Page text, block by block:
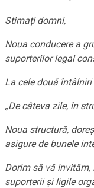
Stimați domni,
Noua conducere a
suporterilor legal
La cele două
„De câteva zile, în
Noua structură,
asigure de bunele
Dorim să vă
suporterii și ligile